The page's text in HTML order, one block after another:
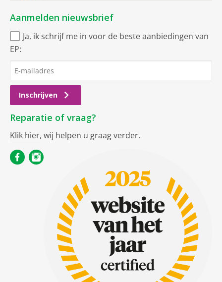
Aanmelden nieuwsbrief
Ja, ik schrijf me in voor de beste aanbiedingen van
EP:
Inschrijven
Reparatie of vraag?
Klik hier, wij helpen u graag verder.